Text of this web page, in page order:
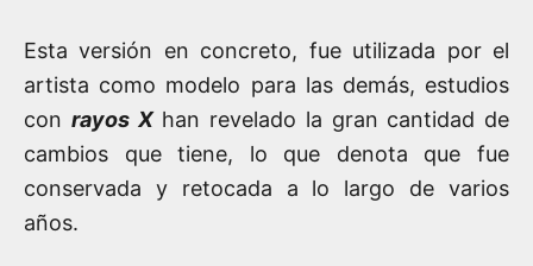
Esta versión en concreto, fue utilizada por el
artista como modelo para las demás, estudios
con rayos Xhan revelado la gran cantidad de
cambios que tiene, lo que denota que fue
conservada y retocada a lo largo de varios
años.